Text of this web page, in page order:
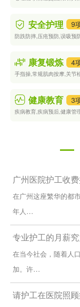
护工的服务质量。
3.确定自己的需求和
总之，24小时护工是
24小时护工这个选项。
安全护理 9
防跌防摔,压疮预防,误吸预
康复锻炼 4
手指操,常规肌肉按摩,关节
健康教育 3
疾病教育,疾病预后,健康管
广州医院护工收
在广州这座繁华的都
年人…
专业护工的月薪
在当今社会，随着人
加。许…
请护工在医院照